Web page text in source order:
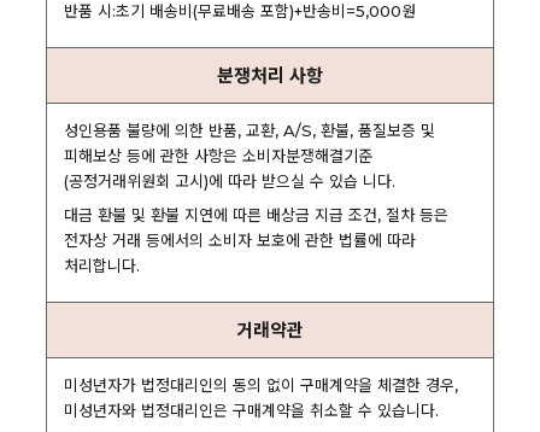
반품 시:초기 배송비(무료배송 포함)+반송비=5,000원
분쟁처리 사항
성인용품 불량에 의한 반품, 교환, A/S, 환불, 품질보증 및
피해보상 등에 관한 사항은 소비자분쟁해결기준
(공정거래위원회 고시)에 따라 받으실 수 있습 니다.
대금 환불 및 환불 지연에 따른 배상금 지급 조건, 절차 등은
전자상 거래 등에서의 소비자 보호에 관한 법률에 따라
처리합니다.
거래약관
미성년자가 법정대리인의 동의 없이 구매계약을 체결한 경우,
미성년자와 법정대리인은 구매계약을 취소할 수 있습니다.